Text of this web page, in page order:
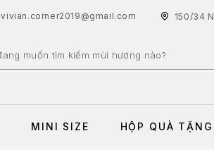
vivian.corner2019@gmail.com 150/34
MINI SIZE HỘP QUÀ TẶNG